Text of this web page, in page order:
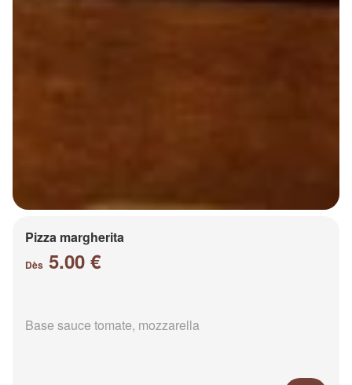
Pizza margherita
Dès 5.00 €
Base sauce tomate, mozzarella